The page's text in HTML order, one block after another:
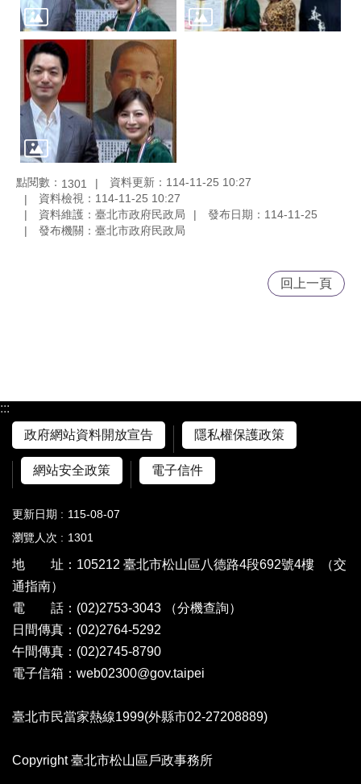
點閱數： 1301
資料更新：114-11-25 10:27
資料檢視：114-11-25 10:27
資料維護：臺北市政府民政局
發布日期：114-11-25
發布機關：臺北市政府民政局
回上一頁
:::
政府網站資料開放宣告
隱私權保護政策
網站安全政策 電子信件
更新日期
115-08-07
瀏覽人次
1301
地 址：105212 臺北市松山區八德路4段692號4樓
（交
通指南）
電 話：(02)2753-3043
（分機查詢）
日間傳真：(02)2764-5292
午間傳真：(02)2745-8790
電子信箱：web02300@gov.taipei
臺北市民當家熱線1999(外縣市02-27208889)
Copyright 臺北市松山區戶政事務所